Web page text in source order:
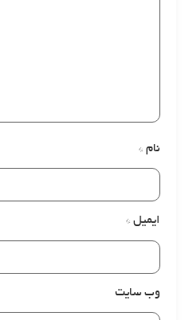
نام *
ایمیل *
وب‌ سایت